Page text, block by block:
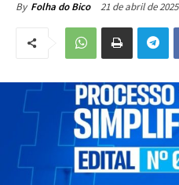
By Folha do Bico 21 de abril de 2025